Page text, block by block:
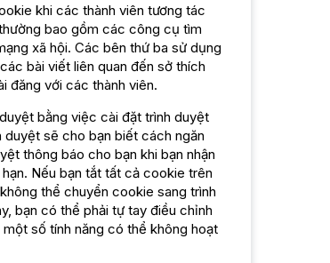
khi các thành viên tương tác
bao gồm các công cụ tìm
xã hội. Các bên thứ ba sử dụng
bài viết liên quan đến sở thích
đăng với các thành viên.
bằng việc cài đặt trình duyệt
sẽ cho bạn biết cách ngăn
thông báo cho bạn khi bạn nhận
Nếu bạn tắt tất cả cookie trên
thể chuyển cookie sang trình
bạn có thể phải tự tay điều chỉnh
số tính năng có thể không hoạt